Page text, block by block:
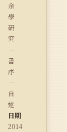
余
學
研
究
－
書
序
－
自
述
日期
2014